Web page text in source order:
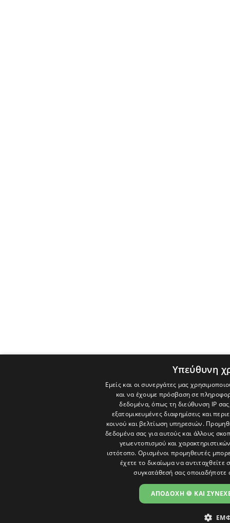
Υπεύθυνη
Εμείς και οι συνεργάτες μας
και να έχουμε πρόσβαση σε
δεδομένα, όπως τη διεύθυνση IP
εξατομικευμένες διαφημίσεις και
κοινού και βελτίωση υπηρεσιών.
δεδομένα σας για αυτούς και άλλους
γεωεντοπισμού και
ιστότοπο. Ορισμένοι προμηθευτές
έχετε το δικαίωμα να αντιταχθείτε
συγκατάθεσή σας οποιαδήποτε
ΑΠΟΔΟΧΗ 🍪 ΚΑΙ